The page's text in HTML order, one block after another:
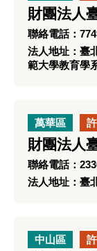
財團法人
聯絡電話：
法人地址：臺
範大學教育學
萬華區
財團法人
聯絡電話：
法人地址：臺
中山區